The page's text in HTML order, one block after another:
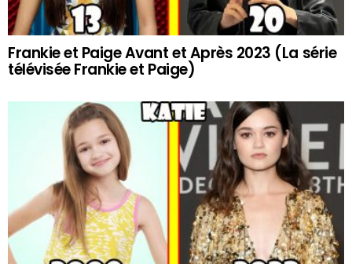
Frankie et Paige Avant et Après 2023 (La série
télévisée Frankie et Paige)